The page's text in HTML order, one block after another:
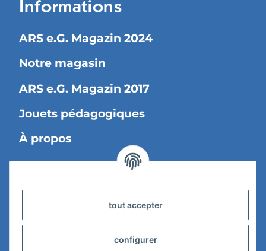
Informations
ARS e.G. Magazin 2024
Notre magasin
ARS e.G. Magazin 2017
Jouets pédagogiques
À propos
Informations sur la livraison
tout accepter
configurer